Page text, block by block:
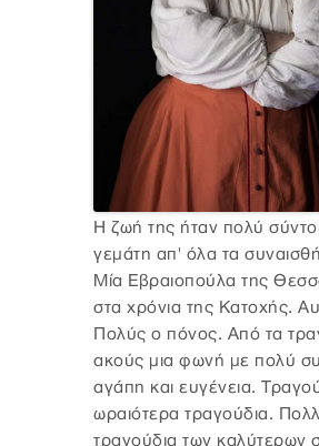
Η ζωή της ήταν πολύ
γεμάτη απ' όλα τα
Μία Εβραιοπούλα της
στα χρόνια της Κατοχής.
Πολύς ο πόνος. Από τα
ακούς μια φωνή με πολύ
αγάπη και ευγένεια.
ωραιότερα τραγούδια.
τραγούδια των καλύτερων